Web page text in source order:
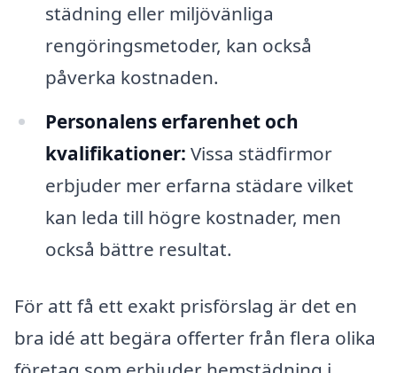
städning eller miljövänliga
rengöringsmetoder, kan också
påverka kostnaden.
Personalens erfarenhet och
kvalifikationer: Vissa städfirmor
erbjuder mer erfarna städare vilket
kan leda till högre kostnader, men
också bättre resultat.
För att få ett exakt prisförslag är det en
bra idé att begära offerter från flera olika